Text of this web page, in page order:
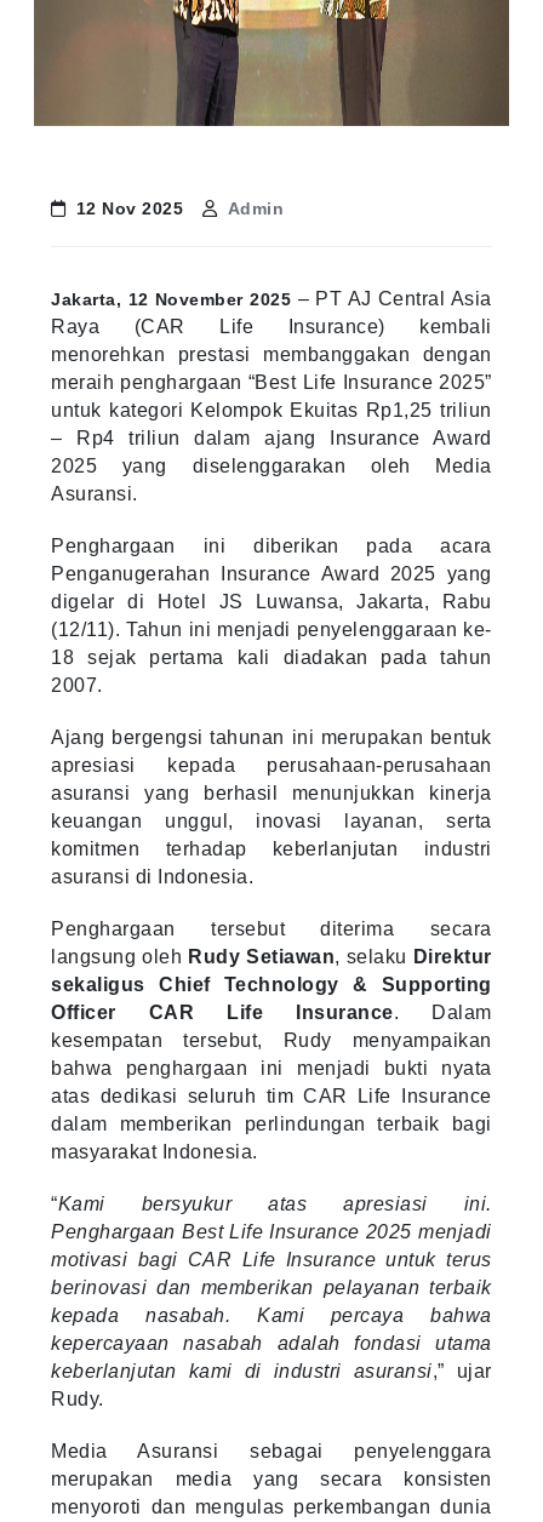
12 Nov 2025 Admin
Jakarta, 12 November 2025 – PT AJ Central Asia
Raya (CAR Life Insurance) kembali
menorehkan prestasi membanggakan dengan
meraih penghargaan “Best Life Insurance 2025”
untuk kategori Kelompok Ekuitas Rp1,25 triliun
– Rp4 triliun dalam ajang Insurance Award
2025 yang diselenggarakan oleh Media
Asuransi.
Penghargaan ini diberikan pada acara
Penganugerahan Insurance Award 2025 yang
digelar di Hotel JS Luwansa, Jakarta, Rabu
(12/11). Tahun ini menjadi penyelenggaraan ke-
18 sejak pertama kali diadakan pada tahun
2007.
Ajang bergengsi tahunan ini merupakan bentuk
apresiasi kepada perusahaan-perusahaan
asuransi yang berhasil menunjukkan kinerja
keuangan unggul, inovasi layanan, serta
komitmen terhadap keberlanjutan industri
asuransi di Indonesia.
Penghargaan tersebut diterima secara
langsung oleh Rudy Setiawan, selaku Direktur
sekaligus Chief Technology & Supporting
Officer CAR Life Insurance. Dalam
kesempatan tersebut, Rudy menyampaikan
bahwa penghargaan ini menjadi bukti nyata
atas dedikasi seluruh tim CAR Life Insurance
dalam memberikan perlindungan terbaik bagi
masyarakat Indonesia.
“Kami bersyukur atas apresiasi ini.
Penghargaan Best Life Insurance 2025 menjadi
motivasi bagi CAR Life Insurance untuk terus
berinovasi dan memberikan pelayanan terbaik
kepada nasabah. Kami percaya bahwa
kepercayaan nasabah adalah fondasi utama
keberlanjutan kami di industri asuransi,” ujar
Rudy.
Media Asuransi sebagai penyelenggara
merupakan media yang secara konsisten
menyoroti dan mengulas perkembangan dunia